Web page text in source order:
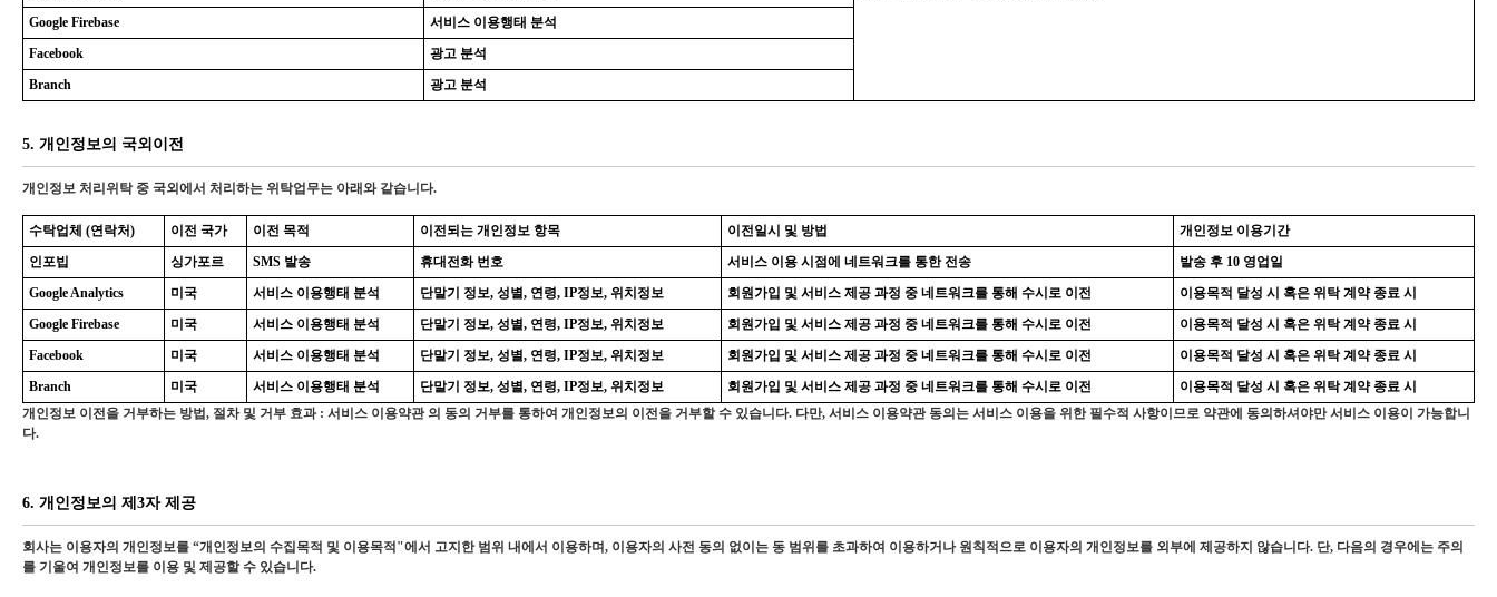
Google Firebase
서비스 이용행태 분석
Facebook
광고 분석
Branch
광고 분석
5. 개인정보의 국외이전
개인정보 처리위탁 중 국외에서 처리하는 위탁업무는 아래와 같습니다.
수탁업체 (연락처) 이전 국가 이전 목적 이전되는 개인정보 항목 이전일시 및 방법
개인정보 이용기간
인포빕
싱가포르 SMS 발송 휴대전화 번호 서비스 이용 시점에 네트워크를 통한 전송
발송 후 10 영업일
Google Analytics
미국 서비스 이용행태 분석 단말기 정보, 성별, 연령, IP정보, 위치정보 회원가입 및 서비스 제공 과정 중 네트워크를 통해 수시로 이전
이용목적 달성 시 혹은 위탁 계약 종료 시
Google Firebase
미국 서비스 이용행태 분석 단말기 정보, 성별, 연령, IP정보, 위치정보 회원가입 및 서비스 제공 과정 중 네트워크를 통해 수시로 이전
이용목적 달성 시 혹은 위탁 계약 종료 시
Facebook
미국 서비스 이용행태 분석 단말기 정보, 성별, 연령, IP정보, 위치정보 회원가입 및 서비스 제공 과정 중 네트워크를 통해 수시로 이전
이용목적 달성 시 혹은 위탁 계약 종료 시
Branch
미국 서비스 이용행태 분석 단말기 정보, 성별, 연령, IP정보, 위치정보 회원가입 및 서비스 제공 과정 중 네트워크를 통해 수시로 이전
이용목적 달성 시 혹은 위탁 계약 종료 시
개인정보 이전을 거부하는 방법, 절차 및 거부 효과 : 서비스 이용약관 의 동의 거부를 통하여 개인정보의 이전을 거부할 수 있습니다. 다만, 서비스 이용약관 동의는 서비스 이용을 위한 필수적 사항이므로 약관에 동의하셔야만 서비스 이용이 가능합니
다.
6. 개인정보의 제3자 제공
회사는 이용자의 개인정보를 “개인정보의 수집목적 및 이용목적"에서 고지한 범위 내에서 이용하며, 이용자의 사전 동의 없이는 동 범위를 초과하여 이용하거나 원칙적으로 이용자의 개인정보를 외부에 제공하지 않습니다. 단, 다음의 경우에는 주의
를 기울여 개인정보를 이용 및 제공할 수 있습니다.